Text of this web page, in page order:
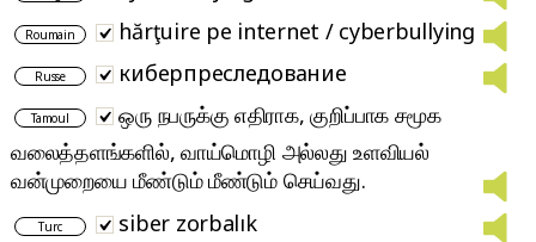
Roumain hărţuire pe internet / cyberbullying
Russe киберпреследование
Tamoul
ஒரு நபருக்கு எதிராக, குறிப்பாக சமூக
வலைத்தளங்களில், வாய்மொழி அல்லது உளவியல்
வன்முறையை மீண்டும் மீண்டும் செய்வது.
Turc siber zorbalık